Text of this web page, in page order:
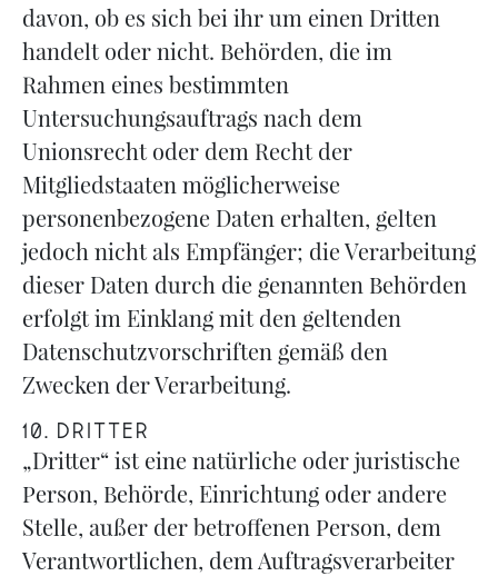
davon, ob es sich bei ihr um einen Dritten
handelt oder nicht. Behörden, die im
Rahmen eines bestimmten
Untersuchungsauftrags nach dem
Unionsrecht oder dem Recht der
Mitgliedstaaten möglicherweise
personenbezogene Daten erhalten, gelten
jedoch nicht als Empfänger; die Verarbeitung
dieser Daten durch die genannten Behörden
erfolgt im Einklang mit den geltenden
Datenschutzvorschriften gemäß den
Zwecken der Verarbeitung.
10. DRITTER
„Dritter“ ist eine natürliche oder juristische
Person, Behörde, Einrichtung oder andere
Stelle, außer der betroffenen Person, dem
Verantwortlichen, dem Auftragsverarbeiter